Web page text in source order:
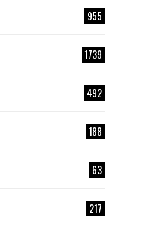
955
1739
492
188
63
217